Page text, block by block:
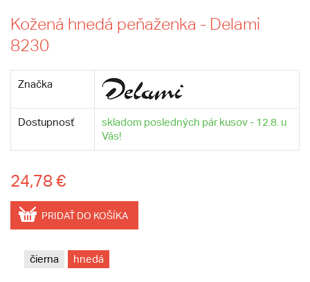
Kožená hnedá peňaženka - Delami
8230
Značka
Dostupnosť
skladom posledných pár kusov - 12.8. u
Vás!
24,78 €
PRIDAŤ DO KOŠÍKA
čierna hnedá